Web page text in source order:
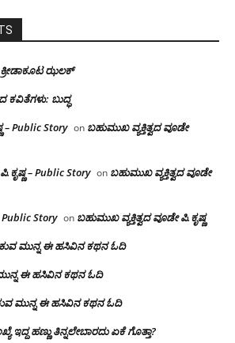
ಕ್ರೀಡಾಕೂಟ ಝಲಕ್
ಕವಿತೆಗಳು: ಬುದ್ಧ
– Public Story on ಬಹುಮುಖ ವ್ಯಕ್ತಿತ್ವದ ವೂಡೇ
– Public Story on ಬಹುಮುಖ ವ್ಯಕ್ತಿತ್ವದ ವೂಡೇ
Story on ಬಹುಮುಖ ವ್ಯಕ್ತಿತ್ವದ ವೂಡೇ ಪಿ.ಕೃಷ್ಣ
ಮುನ್ನ ಈ ಹಸಿವಿನ ಕಥನ ಓದಿ
ಈ ಹಸಿವಿನ ಕಥನ ಓದಿ
ಮುನ್ನ ಈ ಹಸಿವಿನ ಕಥನ ಓದಿ
ಇದ್ದ ಹಣ್ಣು ತಿನ್ನಲೇಬಾರದು ಏಕೆ ಗೊತ್ತಾ?